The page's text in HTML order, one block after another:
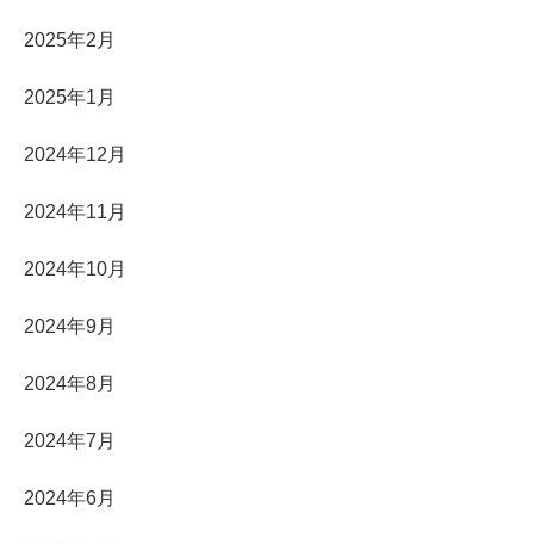
2025年2月
2025年1月
2024年12月
2024年11月
2024年10月
2024年9月
2024年8月
2024年7月
2024年6月